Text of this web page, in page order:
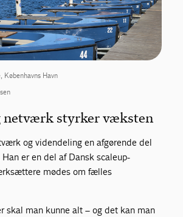
Københavns Havn
netværk styrker væksten
og videndeling en afgørende del
er en del af Dansk scaleup-
mødes om fælles
skal man kunne alt – og det kan man